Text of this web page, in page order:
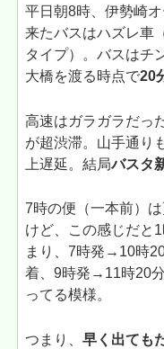
平日朝8時、伊勢崎
来たバスはハズレ車
タイプ）。バスはチ
大橋を渡る時点で20
高速はガラガラだっ
が超渋滞。山手通り
上遅延。結局バスタ
7時の便（一本前）
けど、この感じだと
まり、7時発→10時
着、9時発→11時20
ってる模様。
つまり、早く出ても